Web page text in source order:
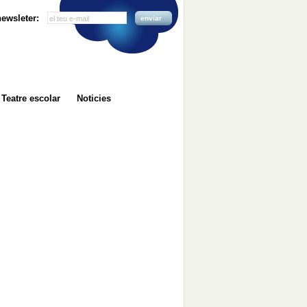
enviar
Teatre escolar Noticies